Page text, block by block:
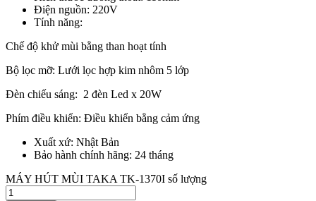
Điện nguồn: 220V​
Tính năng:
Chế độ khử mùi bằng than hoạt tính
Bộ lọc mỡ: Lưới lọc hợp kim nhôm 5 lớp
Đèn chiếu sáng: 2 đèn Led x 20W
Phím điều khiển: Điều khiển bằng cảm ứng
Xuất xứ: Nhật Bản
Bảo hành chính hãng: 24 tháng​
MÁY HÚT MÙI TAKA TK-1370I số lượng